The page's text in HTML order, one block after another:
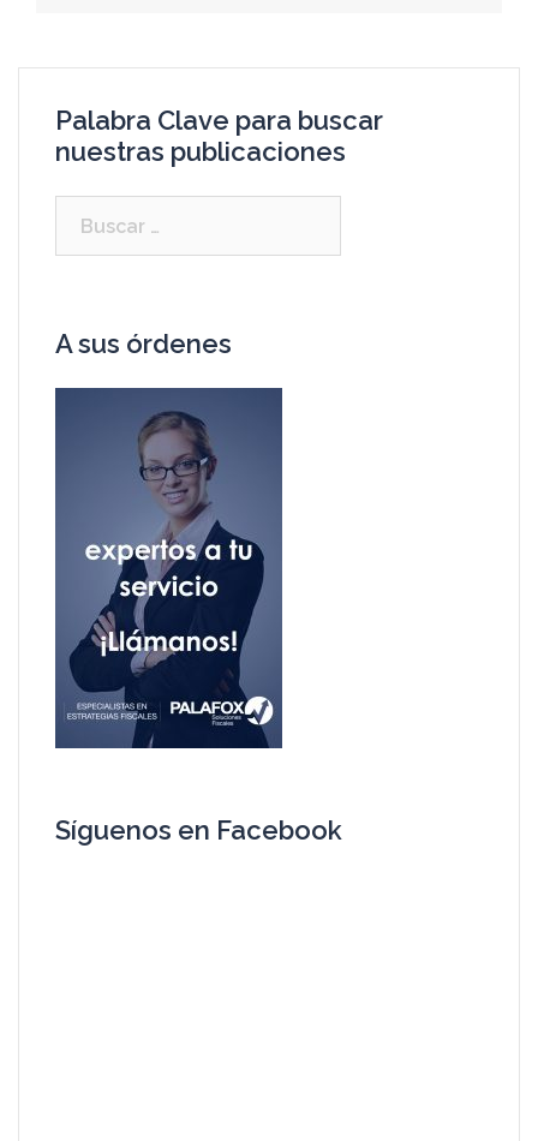
Palabra Clave para buscar
nuestras publicaciones
A sus órdenes
Síguenos en Facebook